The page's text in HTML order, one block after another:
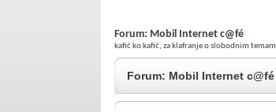
Forum: Mobil Internet c@fé
kafić ko kafić, za klafranje o slobodnim
Forum: Mobil Internet c@fé